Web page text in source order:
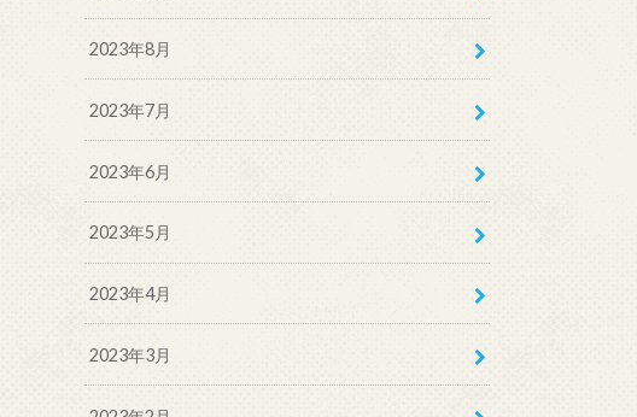
2023年8月
2023年7月
2023年6月
2023年5月
2023年4月
2023年3月